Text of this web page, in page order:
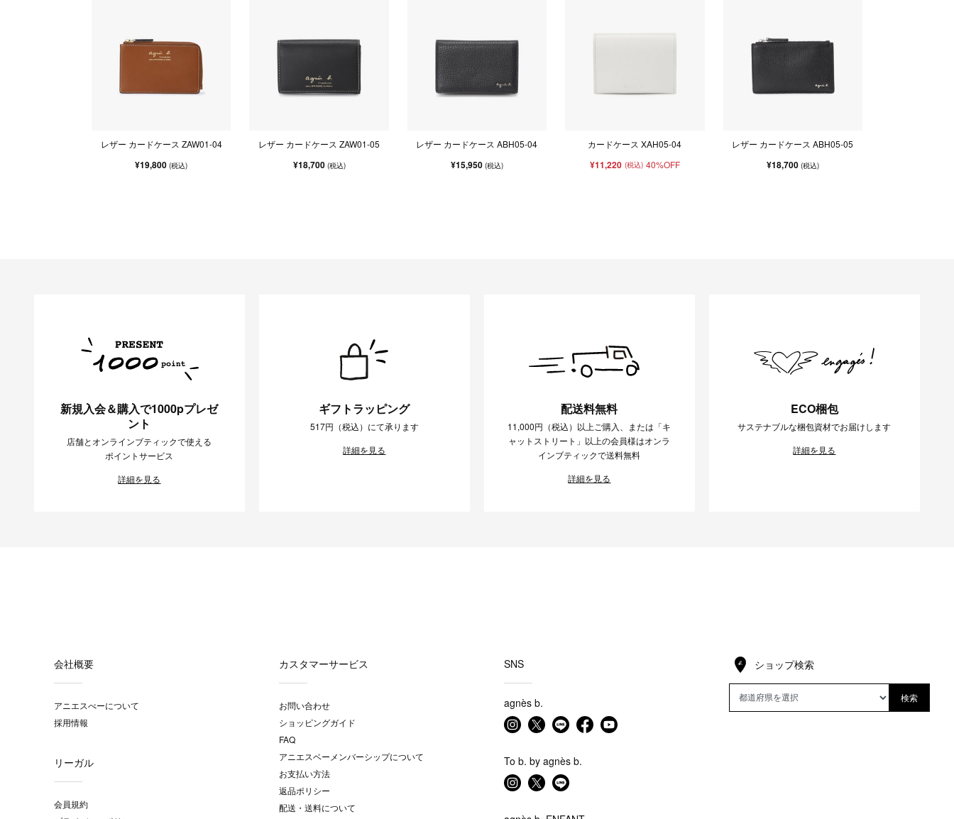
レザー カードケース ZAW01-04
¥19,800(税込)
レザー カードケース ZAW01-05
¥18,700 (税込)
レザー カードケース ABH05-04
¥15,950 (税込)
カードケース XAH05-04
¥11,220 (税込) 40%OFF
レザー カードケース ABH05-05
¥18,700 (税込)
新規入会＆購入で1000pプレゼ
ント
店舗とオンラインブティックで使える
ポイントサービス
詳細を見る
ギフトラッピング
517円（税込）にて承ります
詳細を見る
配送料無料
11,000円（税込）以上ご購入、または「キ
ャットストリート」以上の会員様はオンラ
インブティックで送料無料
詳細を見る
ECO梱包
サステナブルな梱包資材でお届けします
詳細を見る
会社概要
アニエスべーについて
採用情報
リーガル
会員規約
カスタマーサービス
お問い合わせ
ショッピングガイド
FAQ
アニエスベーメンバーシップについて
お支払い方法
返品ポリシー
配送・送料について
SNS
agnès b.
To b. by agnès b.
ショップ検索
検索